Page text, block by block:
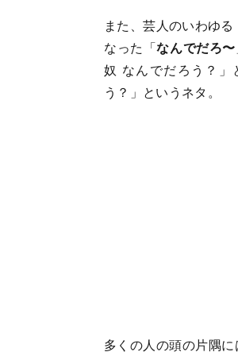
また、芸人のいわゆ
なった「なんでだろ〜
奴 なんでだろう？」
う？」というネタ。
多くの人の頭の片隅